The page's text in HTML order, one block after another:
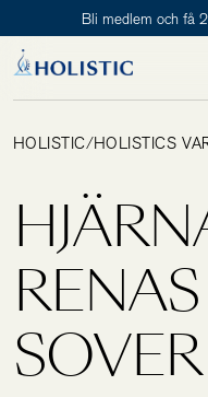
Bli medlem och få
Kit
Tillagd i varukorgen
För att påbörja en
Holistic Club. Det är helt
HOLISTIC/HOLISTICS
SOVER